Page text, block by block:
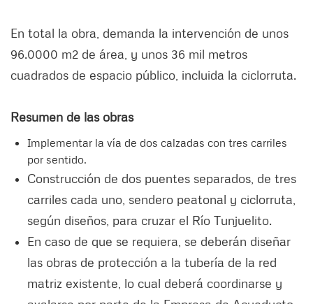
En total la obra, demanda la intervención de unos
96.0000 m2 de área, y unos 36 mil metros
cuadrados de espacio público, incluida la ciclorruta.
Resumen de las obras
Implementar la vía de dos calzadas con tres carriles
por sentido.
Construcción de dos puentes separados, de tres
carriles cada uno, sendero peatonal y ciclorruta,
según diseños, para cruzar el Río Tunjuelito.
En caso de que se requiera, se deberán diseñar
las obras de protección a la tubería de la red
matriz existente, lo cual deberá coordinarse y